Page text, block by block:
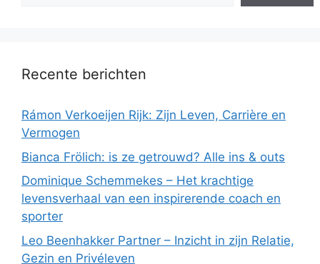
Recente berichten
Rámon Verkoeijen Rijk: Zijn Leven, Carrière en
Vermogen
Bianca Frölich: is ze getrouwd? Alle ins & outs
Dominique Schemmekes – Het krachtige
levensverhaal van een inspirerende coach en
sporter
Leo Beenhakker Partner – Inzicht in zijn Relatie,
Gezin en Privéleven